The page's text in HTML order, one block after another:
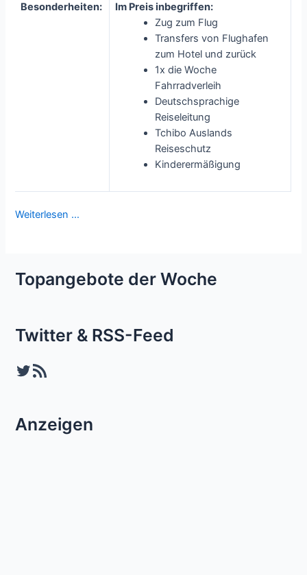
Besonderheiten:
Im Preis inbegriffen:
Zug zum Flug
Transfers von Flughafen
zum Hotel und zurück
1x die Woche
Fahrradverleih
Deutschsprachige
Reiseleitung
Tchibo Auslands
Reiseschutz
Kinderermäßigung
Weiterlesen …
Topangebote der Woche
Twitter & RSS-Feed
Twitter RSS-Feed
Anzeigen